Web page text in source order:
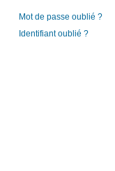
Mot de passe oublié ?
Identifiant oublié ?